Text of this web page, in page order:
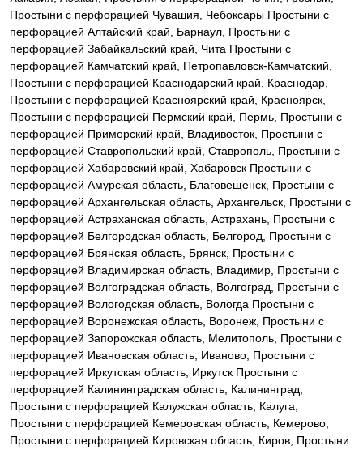
Простыни с перфорацией Чувашия, Чебоксары Простыни с
перфорацией Алтайский край, Барнаул, Простыни с
перфорацией Забайкальский край, Чита Простыни с
перфорацией Камчатский край, Петропавловск-Камчатский,
Простыни с перфорацией Краснодарский край, Краснодар,
Простыни с перфорацией Красноярский край, Красноярск,
Простыни с перфорацией Пермский край, Пермь, Простыни с
перфорацией Приморский край, Владивосток, Простыни с
перфорацией Ставропольский край, Ставрополь, Простыни с
перфорацией Хабаровский край, Хабаровск Простыни с
перфорацией Амурская область, Благовещенск, Простыни с
перфорацией Архангельская область, Архангельск, Простыни с
перфорацией Астраханская область, Астрахань, Простыни с
перфорацией Белгородская область, Белгород, Простыни с
перфорацией Брянская область, Брянск, Простыни с
перфорацией Владимирская область, Владимир, Простыни с
перфорацией Волгоградская область, Волгоград, Простыни с
перфорацией Вологодская область, Вологда Простыни с
перфорацией Воронежская область, Воронеж, Простыни с
перфорацией Запорожская область, Мелитополь, Простыни с
перфорацией Ивановская область, Иваново, Простыни с
перфорацией Иркутская область, Иркутск Простыни с
перфорацией Калининградская область, Калининград,
Простыни с перфорацией Калужская область, Калуга,
Простыни с перфорацией Кемеровская область, Кемерово,
Простыни с перфорацией Кировская область, Киров, Простыни